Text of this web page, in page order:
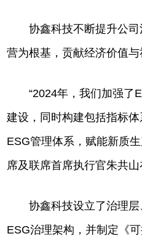
协鑫科技不断提升公司
营为根基，贡献经济价值与
“2024年，我们加强了
建设，同时构建包括指标
ESG管理体系，赋能新质
席及联席首席执行官朱共山
协鑫科技设立了治理层
ESG治理架构，并制定《